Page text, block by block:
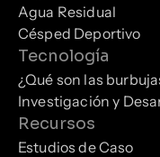
Agua Residual
Césped Deportivo
Tecnología
¿Qué son las
Investigación y
Recursos
Estudios de Caso